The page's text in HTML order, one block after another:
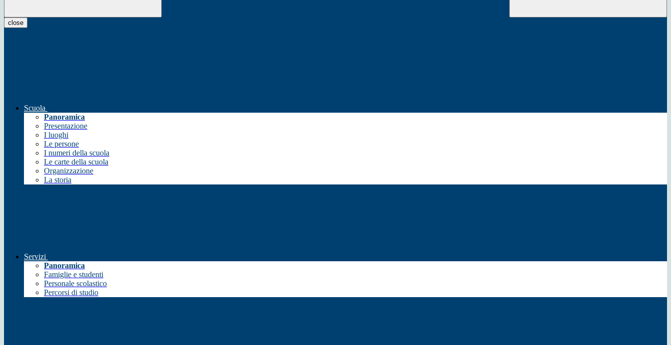
close
Scuola
Panoramica
Presentazione
I luoghi
Le persone
I numeri della scuola
Le carte della scuola
Organizzazione
La storia
Servizi
Panoramica
Famiglie e studenti
Personale scolastico
Percorsi di studio